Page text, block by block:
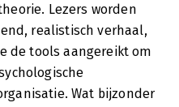
Lezers worden
realistisch verhaal,
de tools aangereikt om
Wat bijzonder